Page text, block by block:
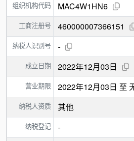
组织机构代码 MAC4W1HN6
工商注册号 460000007366151
纳税人识别号 -
成立日期 2022年12月03日
营业期限 2022年12月03日 至
纳税人资质 其他
纳税登记 -